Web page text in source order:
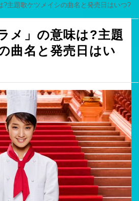
?主題歌ケツメイシの曲名と発売日はいつ?
メ」の意味は?主題
曲名と発売日はい